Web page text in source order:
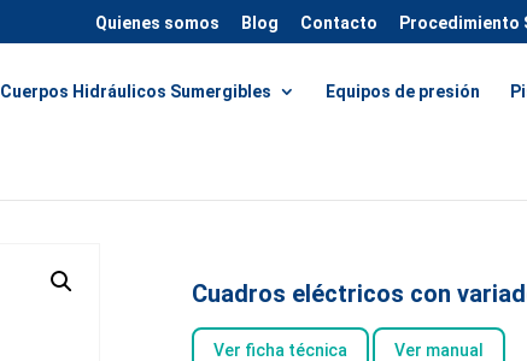
Quienes somos Blog Contacto Procedimiento
Cuerpos Hidráulicos Sumergibles Equipos de presión
Cuadros eléctricos con
Ver ficha técnica Ver manual